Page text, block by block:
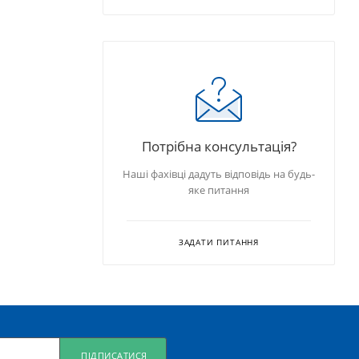
Потрібна консультація?
Наші фахівці дадуть відповідь на будь-
яке питання
ЗАДАТИ ПИТАННЯ
ПІДПИСАТИСЯ